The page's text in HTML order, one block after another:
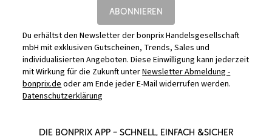
ABONNIEREN
Du erhältst den Newsletter der bonprix Handelsgesellschaft
mbH mit exklusiven Gutscheinen, Trends, Sales und
individualisierten Angeboten. Diese Einwilligung kann jederzeit
mit Wirkung für die Zukunft unterNewsletter Abmeldung -
bonprix.deoder am Ende jeder E-Mail widerrufen werden.
Datenschutzerklärung
DIE BONPRIX APP – SCHNELL, EINFACH &SICHER